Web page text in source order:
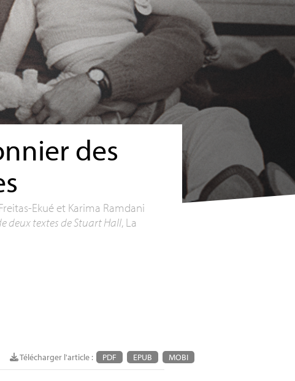
des
Ekué et Karima Ramdani
deux textes de Stuart Hall, La
Télécharger l'article : PDF EPUB MOBI